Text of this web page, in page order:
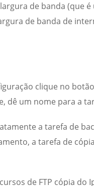
de banda (que
de banda de
clique no
dê um nome para a
a tarefa de
a tarefa de
de FTP cópia